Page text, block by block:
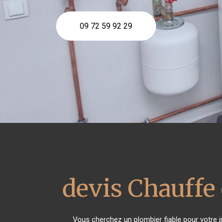
09 72 59 92 29
devis
Vous cherchez un plombier fiable pour